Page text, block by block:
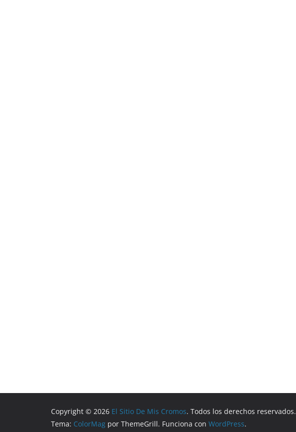
Copyright © 2026 El Sitio De Mis Cromos. Todos los derechos reservados.
Tema: ColorMag por ThemeGrill. Funciona con WordPress.